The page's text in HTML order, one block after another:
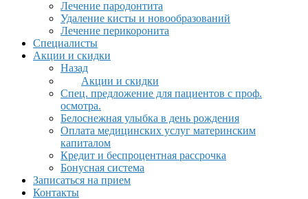
Лечение пародонтита
Удаление кисты и новообразований
Лечение перикоронита
Специалисты
Акции и скидки
Назад
Акции и скидки
Спец. предложение для пациентов с проф.
осмотра.
Белоснежная улыбка в день рождения
Оплата медицинских услуг материнским
капиталом
Кредит и беспроцентная рассрочка
Бонусная система
Записаться на прием
Контакты